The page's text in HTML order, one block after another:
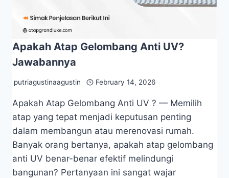
Apakah Atap Gelombang Anti UV?
Jawabannya
putriagustinaagustin February 14, 2026
Apakah Atap Gelombang Anti UV ? — Memilih
atap yang tepat menjadi keputusan penting
dalam membangun atau merenovasi rumah.
Banyak orang bertanya, apakah atap gelombang
anti UV benar-benar efektif melindungi
bangunan? Pertanyaan ini sangat wajar